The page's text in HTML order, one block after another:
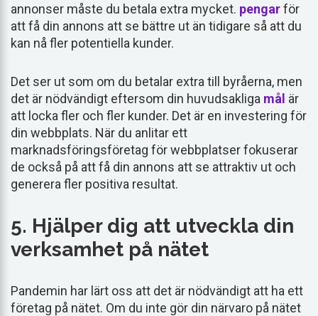
annonser måste du betala extra mycket. pengarför
att få din annons att se bättre ut än tidigare så att du
kan nå fler potentiella kunder.
Det ser ut som om du betalar extra till byråerna, men
det är nödvändigt eftersom din huvudsakliga mål är
att locka fler och fler kunder. Det är en investering för
din webbplats. När du anlitar ett
marknadsföringsföretag för webbplatser fokuserar
de också på att få din annons att se attraktiv ut och
generera fler positiva resultat.
5. Hjälper dig att utveckla din
verksamhet på nätet
Pandemin har lärt oss att det är nödvändigt att ha ett
företag på nätet. Om du inte gör din närvaro på nätet